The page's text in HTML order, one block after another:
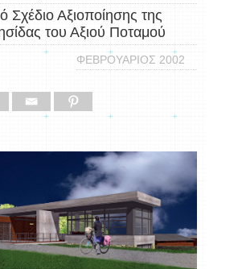
Σχέδιο Αξιοποίησης της
του Αξιού Ποταμού
ΦΕΒΡΟΥΑΡΙΟΣ 2002